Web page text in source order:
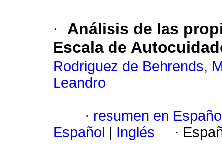
·
Análisis de las
Escala de
Rodriguez de Behrends,
Leandro
· resumen en
Español
Inglés ·